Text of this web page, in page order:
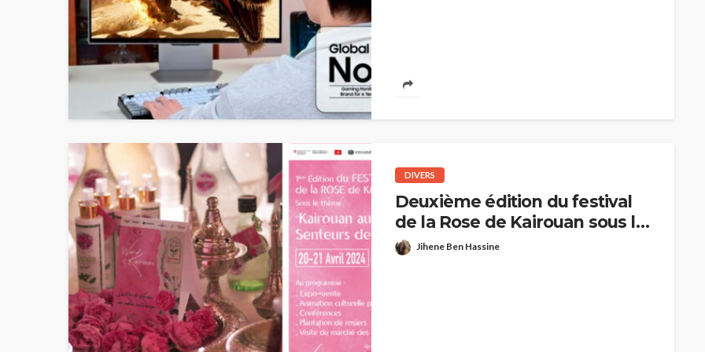
DIVERS
Deuxième édition du festival
de la Rose de Kairouan sous le
thème : « Kairouan aux
Jihene Ben Hassine